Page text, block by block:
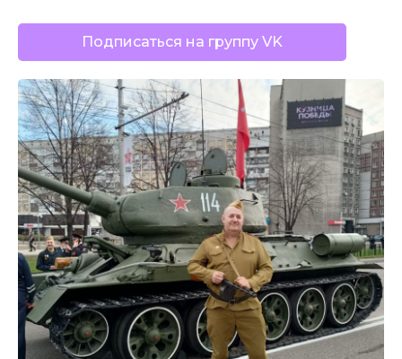
Подписаться на группу VK